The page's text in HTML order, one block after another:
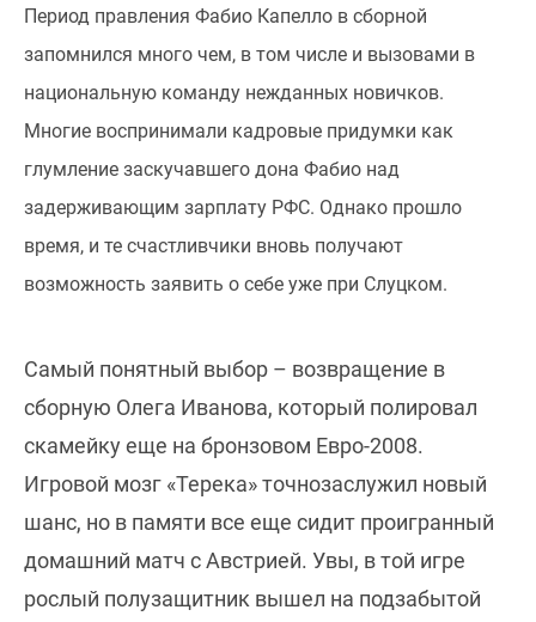
Период правления Фабио Капелло в сборной
запомнился много чем, в том числе и вызовами в
национальную команду нежданных новичков.
Многие воспринимали кадровые придумки как
глумление заскучавшего дона Фабио над
задерживающим зарплату РФС. Однако прошло
время, и те счастливчики вновь получают
возможность заявить о себе уже при Слуцком.
Самый понятный выбор – возвращение в
сборную Олега Иванова, который полировал
скамейку еще на бронзовом Евро-2008.
Игровой мозг «Терека» точнозаслужил новый
шанс, но в памяти все еще сидит проигранный
домашний матч с Австрией. Увы, в той игре
рослый полузащитник вышел на подзабытой